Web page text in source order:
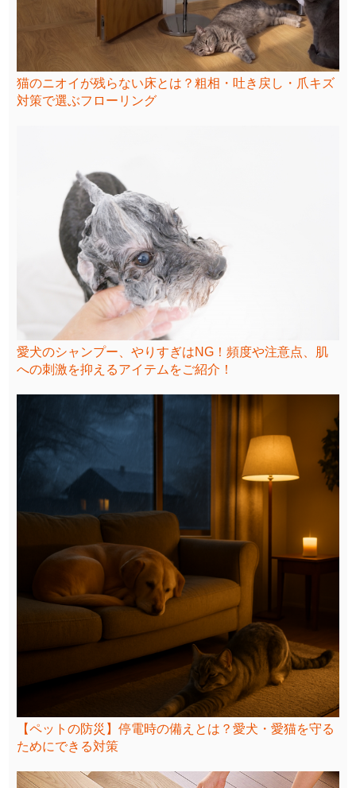
猫のニオイが残らない床とは？粗相・吐き戻し・爪キズ
対策で選ぶフローリング
愛犬のシャンプー、やりすぎはNG！頻度や注意点、肌
への刺激を抑えるアイテムをご紹介！
【ペットの防災】停電時の備えとは？愛犬・愛猫を守る
ためにできる対策